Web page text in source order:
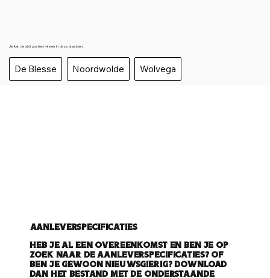
Je kan de abri posters vinden in deze plaatsen:
De Blesse Noordwolde Wolvega
Aanleverspecificaties
Heb je al een overeenkomst en ben je op
zoek naar de aanleverspecificaties? Of
ben je gewoon nieuwsgierig? Download
dan het bestand met de onderstaande